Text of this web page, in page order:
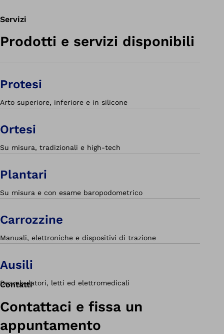
Servizi
Prodotti e servizi disponibili
Protesi
Arto superiore, inferiore e in silicone
Ortesi
Su misura, tradizionali e high-tech
Plantari
Su misura e con esame baropodometrico
Carrozzine
Manuali, elettroniche e dispositivi di trazione
Ausili
Deambulatori, letti ed elettromedicali
Contatti
Contattaci e fissa un
appuntamento